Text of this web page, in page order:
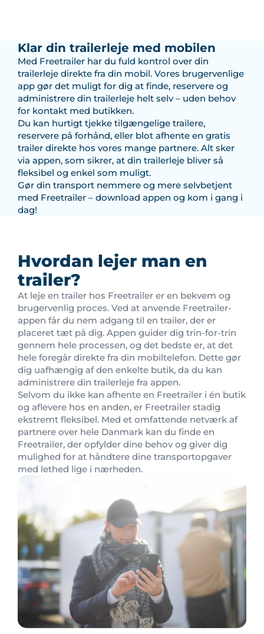
Klar din trailerleje med mobilen
Med Freetrailer har du fuld kontrol over din
trailerleje direkte fra din mobil. Vores brugervenlige
app gør det muligt for dig at finde, reservere og
administrere din trailerleje helt selv – uden behov
for kontakt med butikken.
Du kan hurtigt tjekke tilgængelige trailere,
reservere på forhånd, eller blot afhente en gratis
trailer direkte hos vores mange partnere. Alt sker
via appen, som sikrer, at din trailerleje bliver så
fleksibel og enkel som muligt.
Gør din transport nemmere og mere selvbetjent
med Freetrailer – download appen og kom i gang i
dag!
Hvordan lejer man en
trailer?
At leje en trailer hos Freetrailer er en bekvem og
brugervenlig proces. Ved at anvende Freetrailer-
appen får du nem adgang til en trailer, der er
placeret tæt på dig. Appen guider dig trin-for-trin
gennem hele processen, og det bedste er, at det
hele foregår direkte fra din mobiltelefon. Dette gør
dig uafhængig af den enkelte butik, da du kan
administrere din trailerleje fra appen.
Selvom du ikke kan afhente en Freetrailer i én butik
og aflevere hos en anden, er Freetrailer stadig
ekstremt fleksibel. Med et omfattende netværk af
partnere over hele Danmark kan du finde en
Freetrailer, der opfylder dine behov og giver dig
mulighed for at håndtere dine transportopgaver
med lethed lige i nærheden.